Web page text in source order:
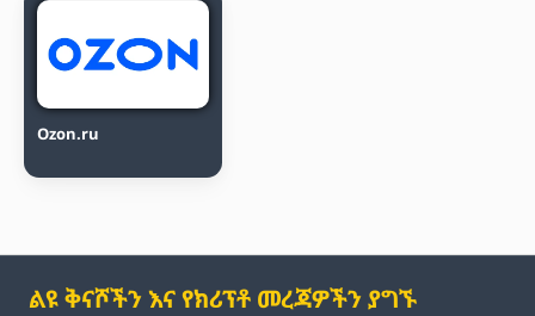
Ozon.ru
ልዩ ቅናሾችን እና የክሪፕቶ መረጃዎችን ያግኙ